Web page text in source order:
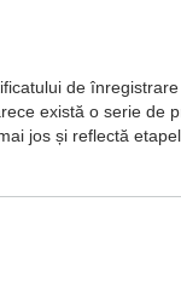
de
există o serie de
jos și reflectă